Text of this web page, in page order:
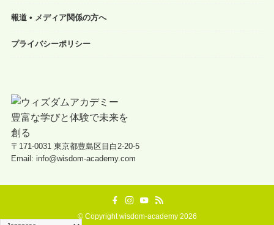
報道 • メディア関係の方へ
プライバシーポリシー
〒171-0031 東京都豊島区目白2-20-5
Email: info@wisdom-academy.com
©Copyright wisdom-academy 2026